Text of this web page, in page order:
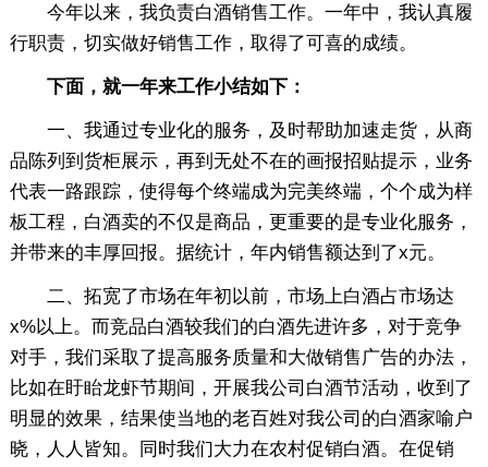
今年以来，我负责白酒销售工作。一年中，我认真履
行职责，切实做好销售工作，取得了可喜的成绩。
下面，就一年来工作小结如下：
一、我通过专业化的服务，及时帮助加速走货，从商
品陈列到货柜展示，再到无处不在的画报招贴提示，业务
代表一路跟踪，使得每个终端成为完美终端，个个成为样
板工程，白酒卖的不仅是商品，更重要的是专业化服务，
并带来的丰厚回报。据统计，年内销售额达到了x元。
二、拓宽了市场在年初以前，市场上白酒占市场达
x%以上。而竞品白酒较我们的白酒先进许多，对于竞争
对手，我们采取了提高服务质量和大做销售广告的办法，
比如在盱眙龙虾节期间，开展我公司白酒节活动，收到了
明显的效果，结果使当地的老百姓对我公司的白酒家喻户
晓，人人皆知。同时我们大力在农村促销白酒。在促销